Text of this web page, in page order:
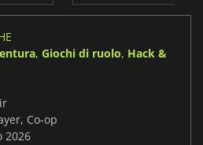
, Giochi di ruolo, Hack &
Co-op
2026